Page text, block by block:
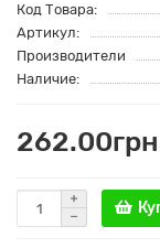
Код Товара:
Артикул:
Производители
Наличие: